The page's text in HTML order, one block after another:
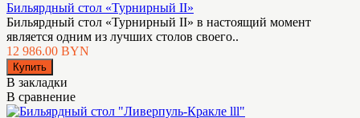
Бильярдный стол «Турнирный II»
Бильярдный стол «Турнирный II» в настоящий момент
является одним из лучших столов своего..
12 986.00 BYN
В закладки
В сравнение